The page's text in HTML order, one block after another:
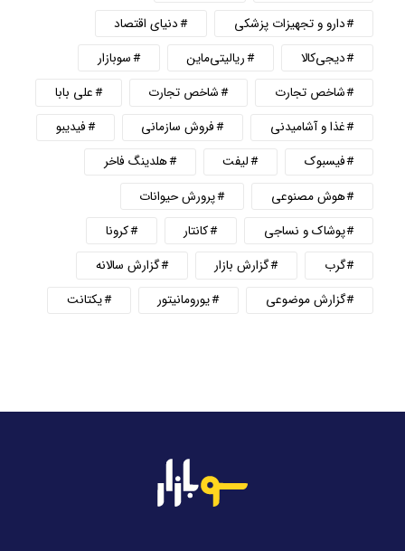
دارو و تجهیزات پزشکی
دنیای اقتصاد
دیجی‌کالا
ریالیتی‌ماین
سوبازار
شاخص تجارت
شاخص تجارت
علی بابا
غذا و آشامیدنی
فروش سازمانی
فیدیبو
فیسبوک
لیفت
هلدینگ فاخر
هوش مصنوعی
پرورش حیوانات
پوشاک و نساجی
کانتار
کرونا
گرب
گزارش بازار
گزارش سالانه
گزارش موضوعی
یورومانیتور یکتانت